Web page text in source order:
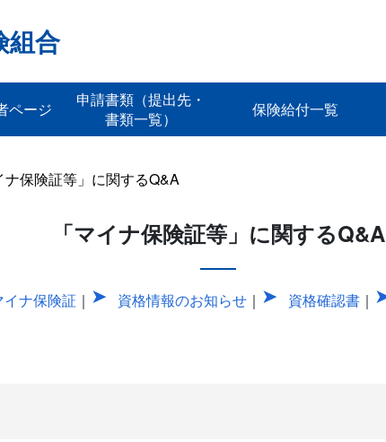
組合
ページ
申請書類（提出先・
書類一覧）
保険給付一覧
ナ保険証等」に関するQ&A
「マイナ保険証等」に関するQ&A
イナ保険証 ｜ 資格情報のお知らせ ｜ 資格確認書 ｜